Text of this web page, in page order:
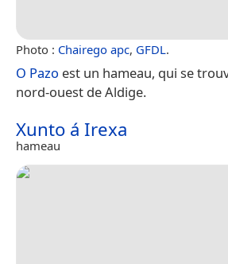
Photo : Chairego apc, GFDL.
O Pazo est un hameau, qui se
nord-ouest de Aldige.
Xunto á Irexa
hameau